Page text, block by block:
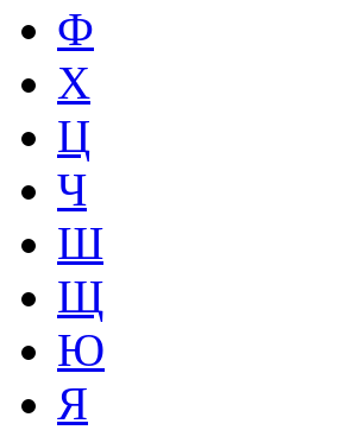
Ф
Х
Ц
Ч
Ш
Щ
Ю
Я